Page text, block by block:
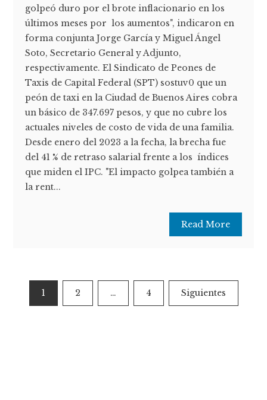
golpeó duro por el brote inflacionario en los
últimos meses por los aumentos", indicaron en
forma conjunta Jorge García y Miguel Ángel
Soto, Secretario General y Adjunto,
respectivamente. El Sindicato de Peones de
Taxis de Capital Federal (SPT) sostuv0 que un
peón de taxi en la Ciudad de Buenos Aires cobra
un básico de 347.697 pesos, y que no cubre los
actuales niveles de costo de vida de una familia.
Desde enero del 2023 a la fecha, la brecha fue
del 41 % de retraso salarial frente a los índices
que miden el IPC. "El impacto golpea también a
la rent...
Read More
Paginación
de
1 2 … 4 Siguientes